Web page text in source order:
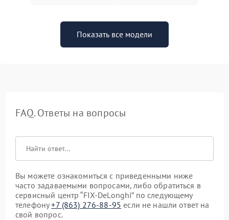
Показать все модели
FAQ. Ответы на вопросы
Вы можете ознакомиться с приведенными ниже
часто задаваемыми вопросами, либо обратиться в
сервисный центр “FIX-DeLonghi” по следующему
телефону+7 (863) 276-88-95 если не нашли ответ на
свой вопрос.